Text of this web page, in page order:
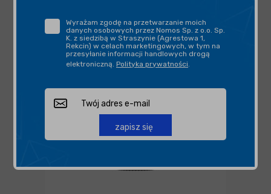
Wyrażam zgodę na przetwarzanie moich
danych osobowych przez Nomos Sp. z o.o. Sp.
K. z siedzibą w Straszynie (Agrestowa 1,
Rekcin) w celach marketingowych, w tym na
przesyłanie informacji handlowych drogą
elektroniczną. Polityka prywatności.
zapisz się